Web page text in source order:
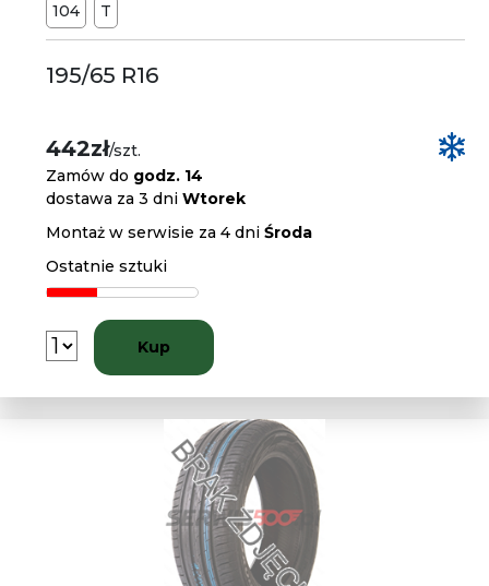
104
T
195/65 R16
442zł/szt.
Zamów do godz. 14
dostawa za 3 dniWtorek
Montaż w serwisie za 4 dniŚroda
Ostatnie sztuki
Kup